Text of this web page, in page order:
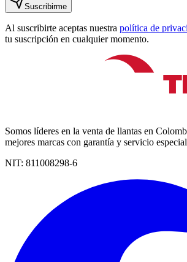
Suscribirme
Al suscribirte aceptas nuestra política de
tu suscripción en cualquier momento.
Somos líderes en la venta de llantas en
mejores marcas con garantía y servicio
NIT: 811008298-6